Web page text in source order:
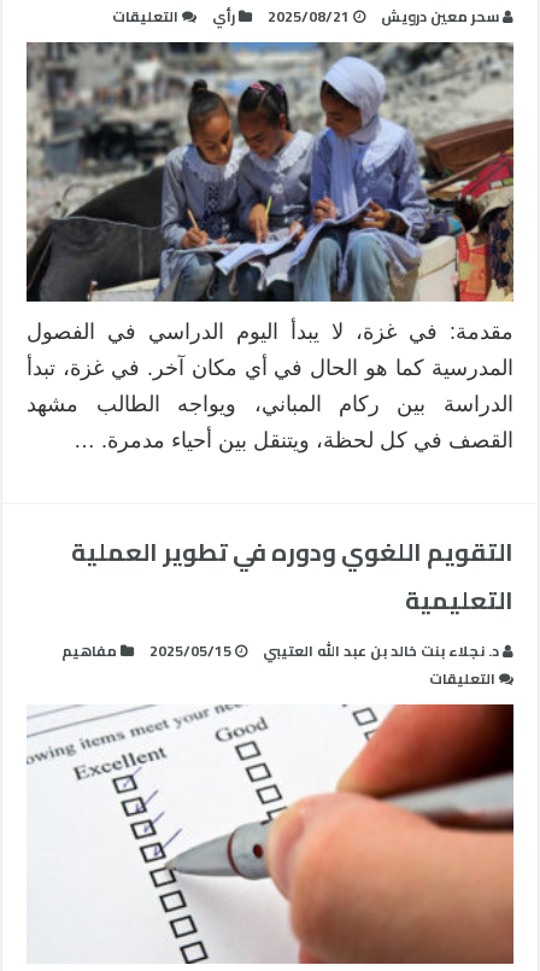
سحر معين درويش 2025/08/21 رأي التعليقات
تحديات
التعليم
في
غزة
:
كيف
يصمد
طلبة
الثانوية
العامة
تحت
ظروف
الحرب؟
مغلقة
مقدمة: في غزة، لا يبدأ اليوم الدراسي في الفصول
المدرسية كما هو الحال في أي مكان آخر. في غزة، تبدأ
الدراسة بين ركام المباني، ويواجه الطالب مشهد
القصف في كل لحظة، ويتنقل بين أحياء مدمرة. …
التقويم اللغوي ودوره في تطوير العملية
التعليمية
د. نجلاء بنت خالد بن عبد الله العتيبي 2025/05/15
مفاهيم
التعليقات
التقويم
اللغوي
ودوره
في
تطوير
مغلقة